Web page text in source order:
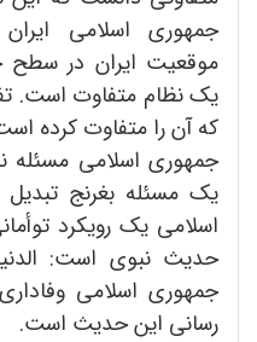
جمهوری اسلامی
موقعیت ایران در
یک نظام متفاوت است.
که آن را متفاوت کرده
جمهوری اسلامی مسئله
یک مسئله بغرنج
اسلامی یک رویکرد
حدیث نبوی است:
جمهوری اسلامی
رسانی این حدیث است.